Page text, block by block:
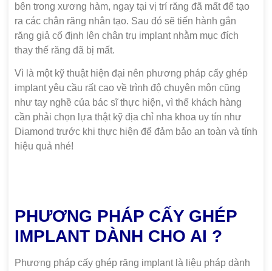
bên trong xương hàm, ngay tại vị trí răng đã mất để tạo
ra các chân răng nhân tạo. Sau đó sẽ tiến hành gắn
răng giả cố định lên chân trụ implant nhằm mục đích
thay thế răng đã bị mất.
Vì là một kỹ thuật hiện đại nên phương pháp cấy ghép
implant yêu cầu rất cao về trình độ chuyên môn cũng
như tay nghề của bác sĩ thực hiện, vì thế khách hàng
cần phải chọn lựa thật kỹ địa chỉ nha khoa uy tín như
Diamond trước khi thực hiện để đảm bảo an toàn và tính
hiệu quả nhé!
PHƯƠNG PHÁP CẤY GHÉP
IMPLANT DÀNH CHO AI ?
Phương pháp cấy ghép răng implant là liệu pháp dành